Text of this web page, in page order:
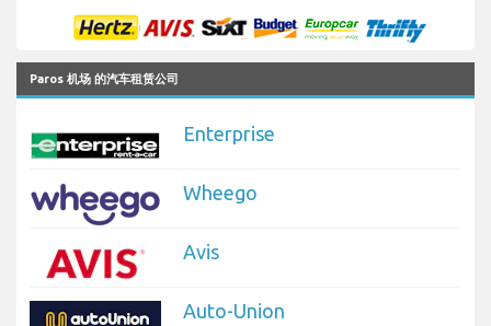
Paros 机场 的汽车租赁公司
Enterprise
Wheego
Avis
Auto-Union